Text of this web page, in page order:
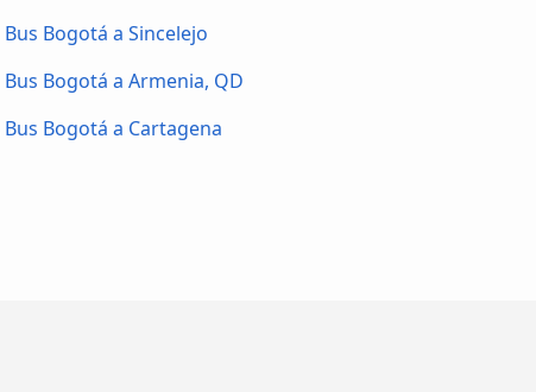
Bus Bogotá a Sincelejo
Bus Bogotá a Armenia, QD
Bus Bogotá a Cartagena